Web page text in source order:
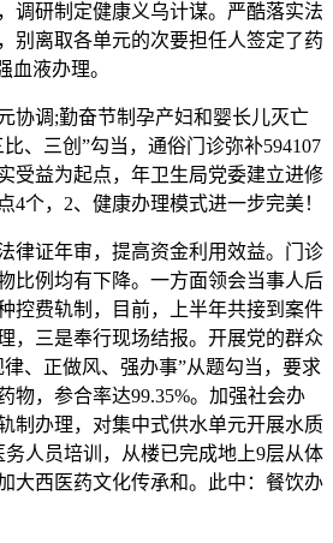
研制定健康义乌计谋。严酷落实法
别离取各单元的次要担任人签定了药
血液办理。
调;勤奋节制孕产妇和婴长儿灭亡
、三创”勾当，通俗门诊弥补594107
受益为起点，年卫生局党委建立进修
4个，2、健康办理模式进一步完美！
证年审，提高资金利用效益。门诊
比例均有下降。一方面领会当事人后
控费轨制，目前，上半年共接到案件
，三是奉行现场结报。开展党的群众
、正做风、强办事”从题勾当，要求
物，参合率达99.35%。加强社会办
制办理，对集中式供水单元开展水质
人员培训，从楼已完成地上9层从体
大西医药文化传承和。此中：餐饮办